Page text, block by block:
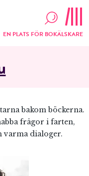
EN PLATS FÖR BOKÄLSKARE
bakom böckerna.
frågor i farten,
varma dialoger.